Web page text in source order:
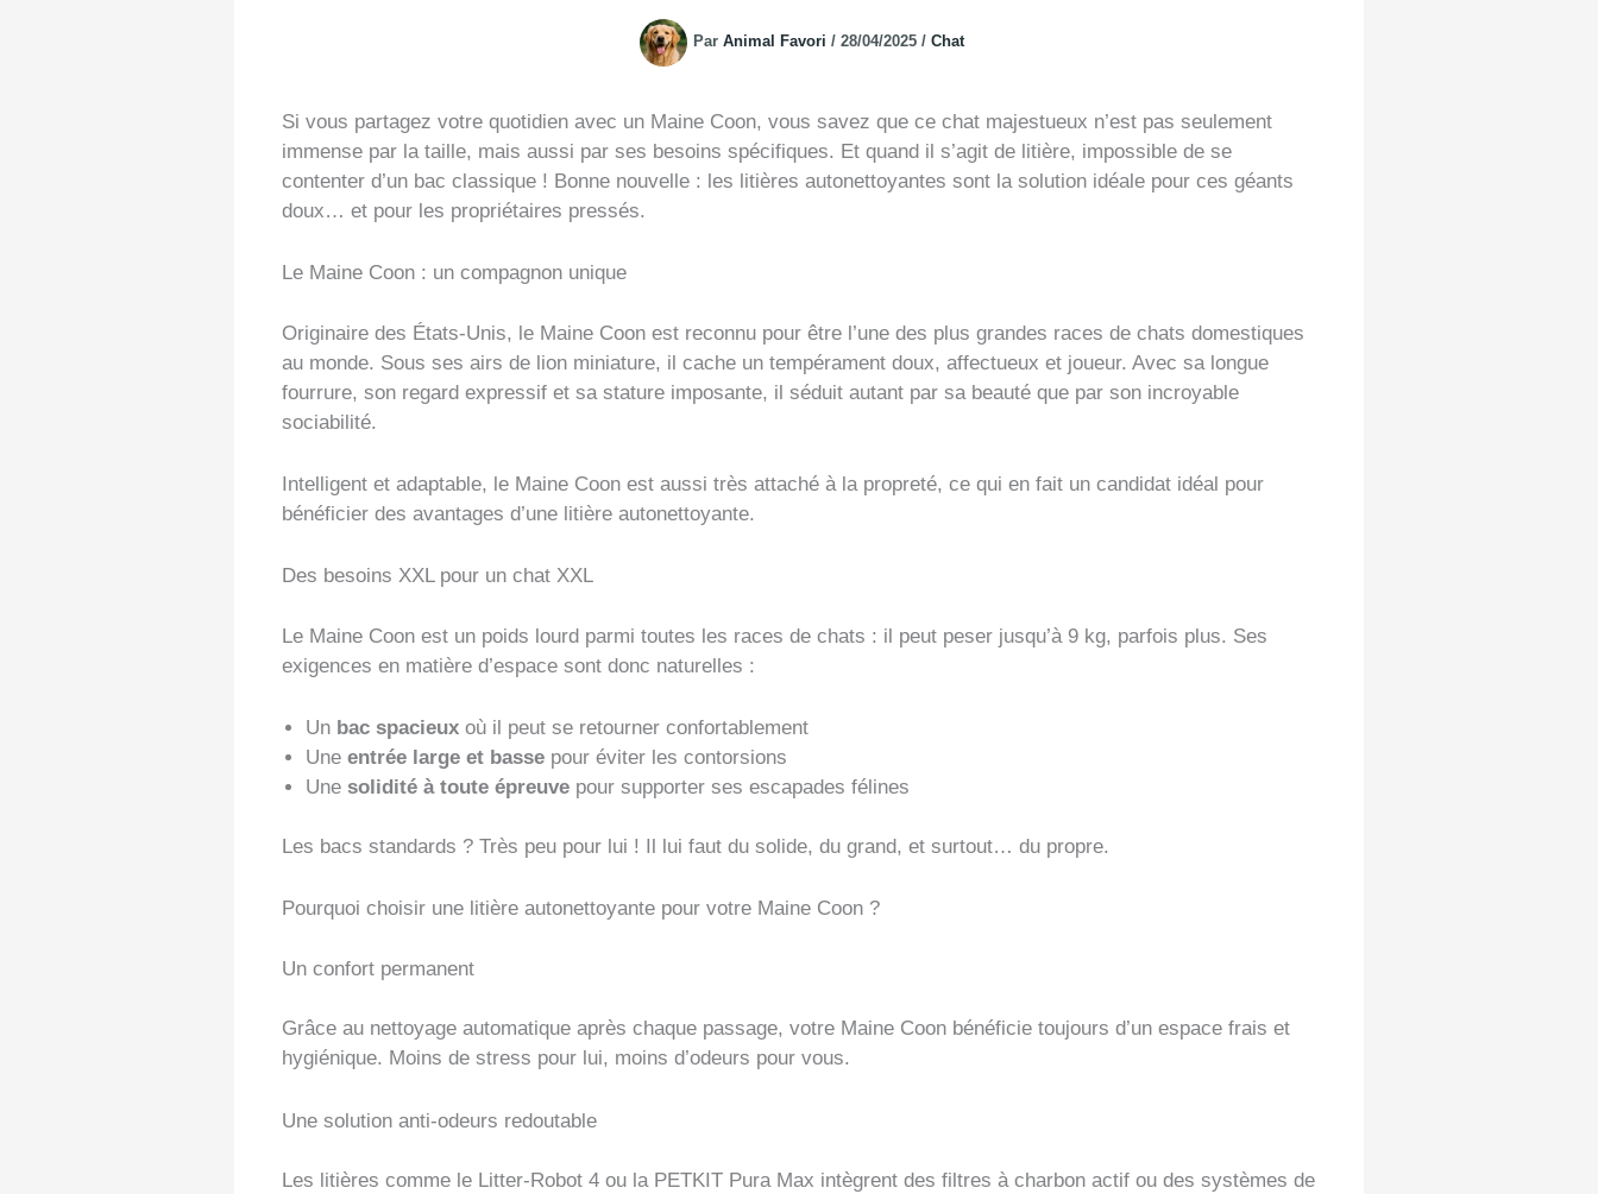
Par Animal Favori / 28/04/2025 / Chat
Si vous partagez votre quotidien avec un Maine Coon, vous savez que ce chat majestueux n’est pas seulement
immense par la taille, mais aussi par ses besoins spécifiques. Et quand il s’agit de litière, impossible de se
contenter d’un bac classique ! Bonne nouvelle : les litières autonettoyantes sont la solution idéale pour ces géants
doux… et pour les propriétaires pressés.
Le Maine Coon : un compagnon unique
Originaire des États-Unis, le Maine Coon est reconnu pour être l’une des plus grandes races de chats domestiques
au monde. Sous ses airs de lion miniature, il cache un tempérament doux, affectueux et joueur. Avec sa longue
fourrure, son regard expressif et sa stature imposante, il séduit autant par sa beauté que par son incroyable
sociabilité.
Intelligent et adaptable, le Maine Coon est aussi très attaché à la propreté, ce qui en fait un candidat idéal pour
bénéficier des avantages d’une litière autonettoyante.
Des besoins XXL pour un chat XXL
Le Maine Coon est un poids lourd parmi toutes les races de chats : il peut peser jusqu’à 9 kg, parfois plus. Ses
exigences en matière d’espace sont donc naturelles :
Un bac spacieux où il peut se retourner confortablement
Une entrée large et basse pour éviter les contorsions
Une solidité à toute épreuve pour supporter ses escapades félines
Les bacs standards ? Très peu pour lui ! Il lui faut du solide, du grand, et surtout… du propre.
Pourquoi choisir une litière autonettoyante pour votre Maine Coon ?
Un confort permanent
Grâce au nettoyage automatique après chaque passage, votre Maine Coon bénéficie toujours d’un espace frais et
hygiénique. Moins de stress pour lui, moins d’odeurs pour vous.
Une solution anti-odeurs redoutable
Les litières comme le Litter-Robot 4 ou la PETKIT Pura Max intègrent des filtres à charbon actif ou des systèmes de